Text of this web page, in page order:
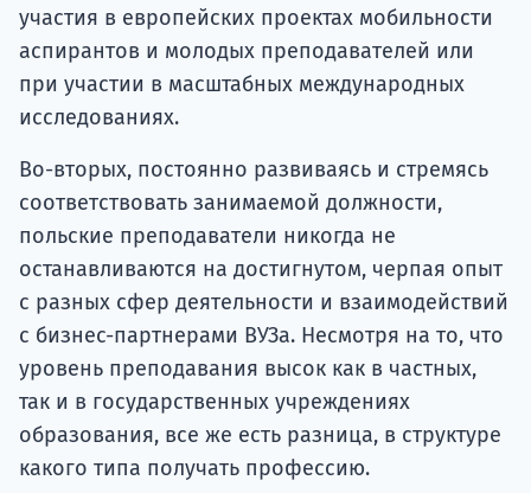
участия в европейских проектах мобильности
аспирантов и молодых преподавателей или
при участии в масштабных международных
исследованиях.
Во-вторых, постоянно развиваясь и стремясь
соответствовать занимаемой должности,
польские преподаватели никогда не
останавливаются на достигнутом, черпая опыт
с разных сфер деятельности и взаимодействий
с бизнес-партнерами ВУЗа. Несмотря на то, что
уровень преподавания высок как в частных,
так и в государственных учреждениях
образования, все же есть разница, в структуре
какого типа получать профессию.